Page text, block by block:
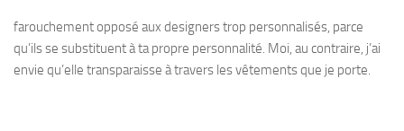
farouchement opposé aux designers trop personnalisés, parce
qu’ils se substituent à ta propre personnalité. Moi, au contraire, j’ai
envie qu’elle transparaisse à travers les vêtements que je porte.